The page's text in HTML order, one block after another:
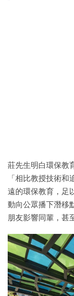
莊先生明白環保教
「相比教授技術
遠的環保教育，足
動向公眾播下潛移
朋友影響同輩，甚